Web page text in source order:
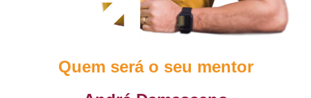
Quem será o seu mentor